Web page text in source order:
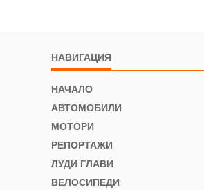
НАВИГАЦИЯ
НАЧАЛО
АВТОМОБИЛИ
МОТОРИ
РЕПОРТАЖИ
ЛУДИ ГЛАВИ
ВЕЛОСИПЕДИ